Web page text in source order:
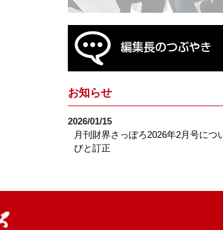
お知らせ
2026/01/15
月刊財界さっぽろ2026年2月号につ
びと訂正